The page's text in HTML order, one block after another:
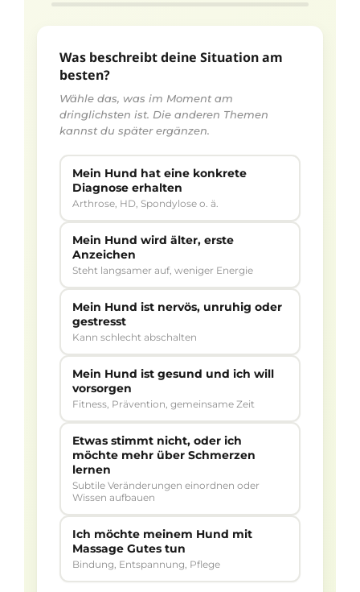
Was beschreibt deine Situation am
besten?
Wähle das, was im Moment am
dringlichsten ist. Die anderen Themen
kannst du später ergänzen.
Mein Hund hat eine konkrete
Diagnose erhalten
Arthrose, HD, Spondylose o. ä.
Mein Hund wird älter, erste
Anzeichen
Steht langsamer auf, weniger Energie
Mein Hund ist nervös, unruhig oder
gestresst
Kann schlecht abschalten
Mein Hund ist gesund und ich will
vorsorgen
Fitness, Prävention, gemeinsame Zeit
Etwas stimmt nicht, oder ich
möchte mehr über Schmerzen
lernen
Subtile Veränderungen einordnen oder
Wissen aufbauen
Ich möchte meinem Hund mit
Massage Gutes tun
Bindung, Entspannung, Pflege